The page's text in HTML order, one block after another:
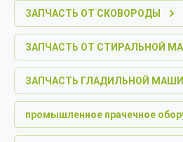
ЗАПЧАСТЬ ОТ СКОВОРОДЫ
ЗАПЧАСТЬ ОТ СТИРАЛЬНОЙ
ЗАПЧАСТЬ ГЛАДИЛЬНОЙ
промышленное прачечное